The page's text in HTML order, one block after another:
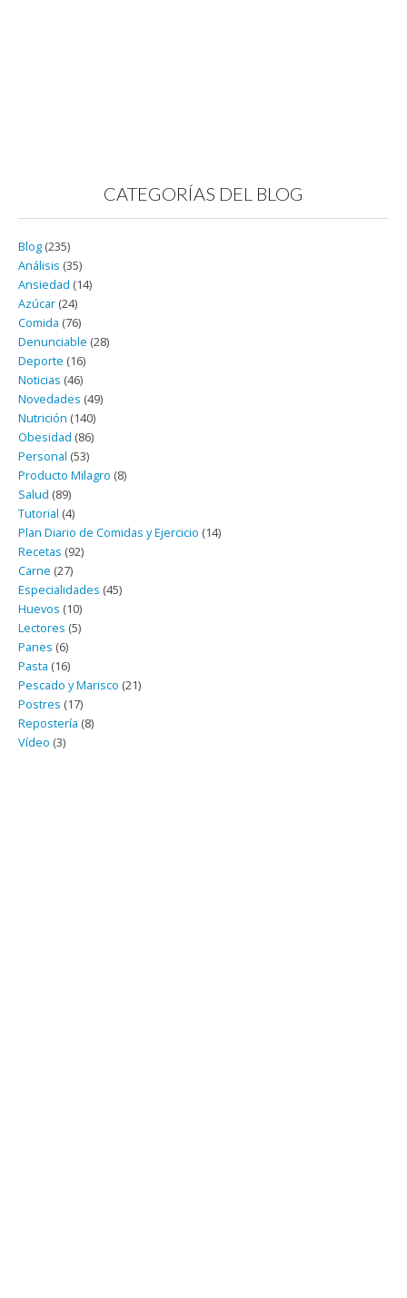
CATEGORÍAS DEL BLOG
Blog (235)
Análisis (35)
Ansiedad (14)
Azúcar (24)
Comida (76)
Denunciable (28)
Deporte (16)
Noticias (46)
Novedades (49)
Nutrición (140)
Obesidad (86)
Personal (53)
Producto Milagro (8)
Salud (89)
Tutorial (4)
Plan Diario de Comidas y Ejercicio (14)
Recetas (92)
Carne (27)
Especialidades (45)
Huevos (10)
Lectores (5)
Panes (6)
Pasta (16)
Pescado y Marisco (21)
Postres (17)
Repostería (8)
Vídeo (3)